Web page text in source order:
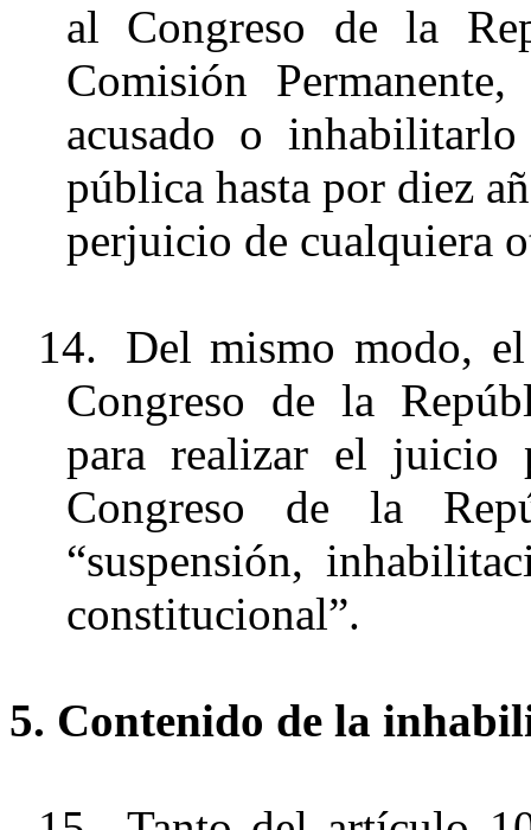
al Congreso de la
Comisión
acusado o
pública hasta por diez
perjuicio de cualquiera
14.
Del mismo modo,
Congreso de la
para realizar el juicio
Congreso de la
“suspensión,
constitucional”.
5. Contenido de la